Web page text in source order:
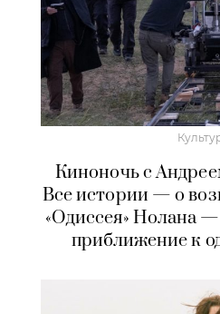
Киноночь с
Все истории — о
«Одиссея» Нолана
приближение к